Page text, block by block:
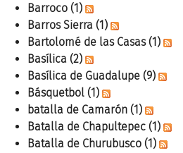
Barroco (1)
Barros Sierra (1)
Bartolomé de las Casas (1)
Basílica (2)
Basílica de Guadalupe (9)
Básquetbol (1)
batalla de Camarón (1)
Batalla de Chapultepec (1)
Batalla de Churubusco (1)